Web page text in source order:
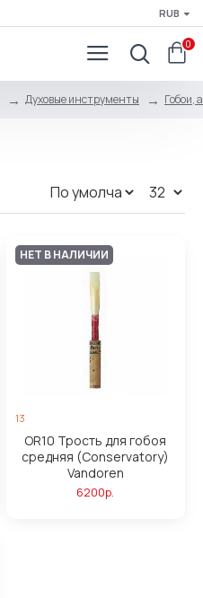
RUB
0
Духовые инструменты Гобои,
НЕТ В НАЛИЧИИ
13
OR10 Трость для гобоя
средняя (Conservatory)
Vandoren
6200р.